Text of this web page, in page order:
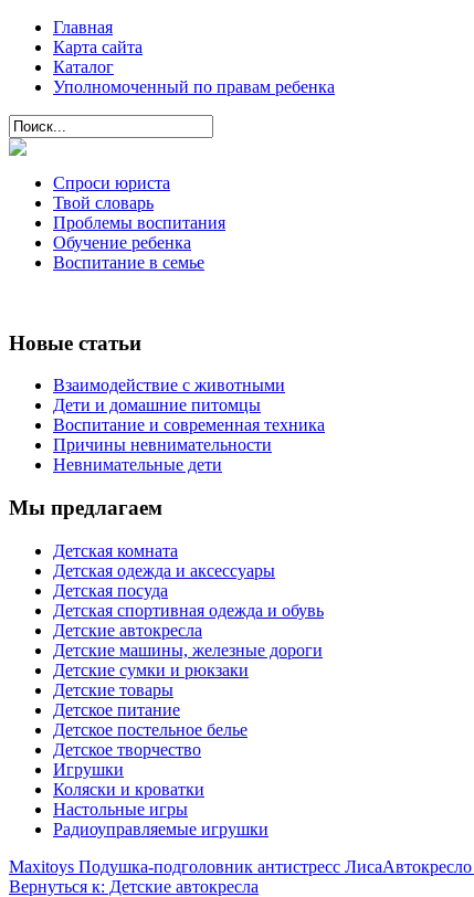
Главная
Карта сайта
Каталог
Уполномоченный по правам ребенка
Спроси юриста
Твой словарь
Проблемы воспитания
Обучение ребенка
Воспитание в семье
Новые статьи
Взаимодействие с животными
Дети и домашние питомцы
Воспитание и современная техника
Причины невнимательности
Невнимательные дети
Мы предлагаем
Детская комната
Детская одежда и аксессуары
Детская посуда
Детская спортивная одежда и обувь
Детские автокресла
Детские машины, железные дороги
Детские сумки и рюкзаки
Детские товары
Детское питание
Детское постельное белье
Детское творчество
Игрушки
Коляски и кроватки
Настольные игры
Радиоуправляемые игрушки
Maxitoys Подушка-подголовник антистресс Лиса
Вернуться к: Детские автокресла